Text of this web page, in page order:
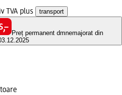
TVA plus transport
Preț permanent dmnemajorat din